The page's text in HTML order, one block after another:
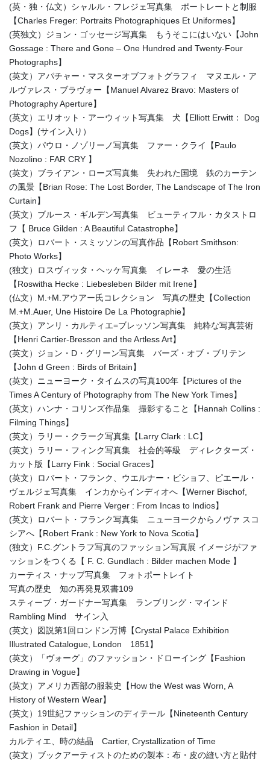
(英・独・仏文）シャルル・フレジェ写真集 ポートレートと制服
【Charles Freger: Portraits Photographiques Et Uniformes】
(英独文）ジョン・ゴッセージ写真集 もうそこにはいない【John
Gossage : There and Gone – One Hundred and Twenty-Four
Photographs】
(英文）アパチャー・マスターオブフォトグラフィ マヌエル・ア
ルヴァレス・ブラヴォー【Manuel Alvarez Bravo: Masters of
Photography Aperture】
(英文）エリオット・アーウィット写真集 犬【Elliott Erwitt： Dog
Dogs】(サイン入り）
(英文）パウロ・ノゾリーノ写真集 ファー・クライ【Paulo
Nozolino : FAR CRY 】
(英文）ブライアン・ローズ写真集 失われた国境 鉄のカーテン
の風景【Brian Rose: The Lost Border, The Landscape of The Iron
Curtain】
(英文）ブルース・ギルデン写真集 ビューティフル・カタストロ
フ【 Bruce Gilden : A Beautiful Catastrophe】
(英文）ロバート・スミッソンの写真作品【Robert Smithson:
Photo Works】
(独文）ロスヴィッタ・ヘッケ写真集 イレーネ 愛の生活
【Roswitha Hecke : Liebesleben Bilder mit Irene】
(仏文）M.+M.アウアー氏コレクション 写真の歴史【Collection
M.+M.Auer, Une Histoire De La Photographie】
(英文）アンリ・カルティエ=ブレッソン写真集 純粋な写真芸術
【Henri Cartier-Bresson and the Artless Art】
(英文）ジョン・D・グリーン写真集 バーズ・オブ・ブリテン
【John d Green : Birds of Britain】
(英文）ニューヨーク・タイムスの写真100年【Pictures of the
Times A Century of Photography from The New York Times】
(英文）ハンナ・コリンズ作品集 撮影すること【Hannah Collins :
Filming Things】
(英文）ラリー・クラーク写真集【Larry Clark : LC】
(英文）ラリー・フィンク写真集 社会的等級 ディレクターズ・
カット版【Larry Fink : Social Graces】
(英文）ロバート・フランク、ウエルナー・ビショフ、ピエール・
ヴェルジェ写真集 インカからインディオへ【Werner Bischof,
Robert Frank and Pierre Verger : From Incas to Indios】
(英文）ロバート・フランク写真集 ニューヨークからノヴァ スコ
シアへ【Robert Frank : New York to Nova Scotia】
(独文）F.C.グントラフ写真のファッション写真展 イメージがファ
ッションをつくる【 F. C. Gundlach : Bilder machen Mode 】
カーティス・ナップ写真集 フォトポートレイト
写真の歴史 知の再発見双書109
スティーブ・ガードナー写真集 ランブリング・マインド
Rambling Mind サイン入
(英文）図説第1回ロンドン万博【Crystal Palace Exhibition
Illustrated Catalogue, London 1851】
(英文）「ヴォーグ」のファッション・ドローイング【Fashion
Drawing in Vogue】
(英文）アメリカ西部の服装史【How the West was Worn, A
History of Western Wear】
(英文）19世紀ファッションのディテール【Nineteenth Century
Fashion in Detail】
カルティエ、時の結晶 Cartier, Crystallization of Time
(英文）ブックアーティストのための製本：布・皮の縫い方と貼付